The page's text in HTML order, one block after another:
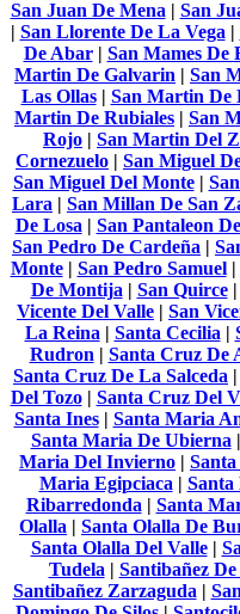
San Juan De Mena| San
| San Llorente De La Vega|
De Abar| San Mames De
Martin De Galvarin | San
Las Ollas| San Martin De
Martin De Rubiales | San
Rojo | San Martin Del
Cornezuelo | San Miguel
San Miguel Del Monte|
Lara | San Millan De San
De Losa| San Pantaleon
San Pedro De Cardeña |
Monte| San Pedro Samuel|
De Montija| San Quirce|
Vicente Del Valle | San
La Reina| Santa Cecilia|
Rudron| Santa Cruz De
Santa Cruz De La Salceda |
Del Tozo| Santa Cruz Del
Santa Ines| Santa Maria
Santa Maria De Ubierna|
Maria Del Invierno |
Maria Egipciaca|
Ribarredonda| Santa
Olalla | Santa Olalla De
Santa Olalla Del Valle|
Tudela| Santibañez De
Santibañez Zarzaguda|